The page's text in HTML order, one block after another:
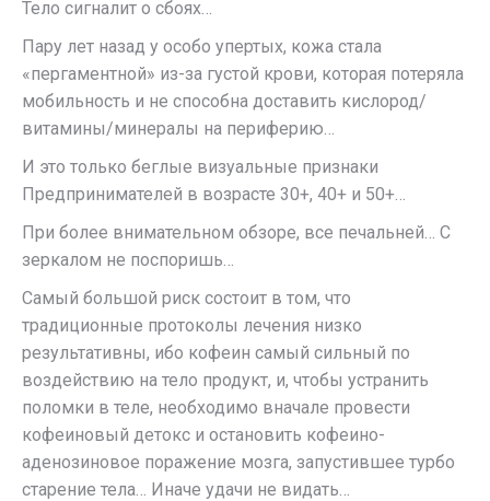
Тело сигналит о сбоях…
Пару лет назад у особо упертых, кожа стала
«пергаментной» из-за густой крови, которая потеряла
мобильность и не способна доставить кислород/
витамины/минералы на периферию…
И это только беглые визуальные признаки
Предпринимателей в возрасте 30+, 40+ и 50+…
При более внимательном обзоре, все печальней… С
зеркалом не поспоришь…
Самый большой риск состоит в том, что
традиционные протоколы лечения низко
результативны, ибо кофеин самый сильный по
воздействию на тело продукт, и, чтобы устранить
поломки в теле, необходимо вначале провести
кофеиновый детокс и остановить кофеино-
аденозиновое поражение мозга, запустившее турбо
старение тела… Иначе удачи не видать…